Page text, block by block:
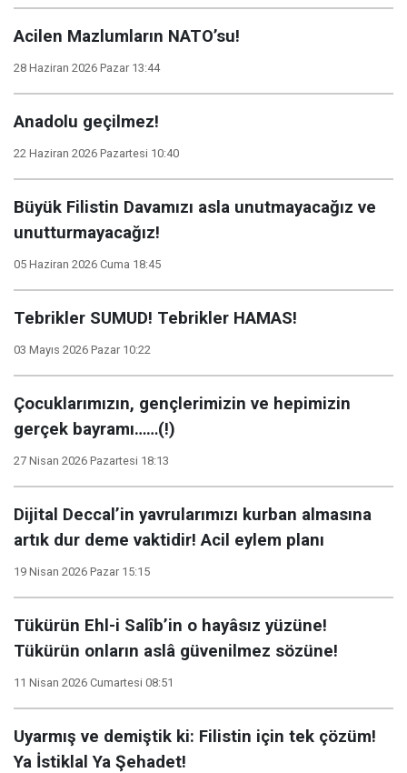
Acilen Mazlumların NATO’su!
28 Haziran 2026 Pazar 13:44
Anadolu geçilmez!
22 Haziran 2026 Pazartesi 10:40
Büyük Filistin Davamızı asla unutmayacağız ve
unutturmayacağız!
05 Haziran 2026 Cuma 18:45
Tebrikler SUMUD! Tebrikler HAMAS!
03 Mayıs 2026 Pazar 10:22
Çocuklarımızın, gençlerimizin ve hepimizin
gerçek bayramı……(!)
27 Nisan 2026 Pazartesi 18:13
Dijital Deccal’in yavrularımızı kurban almasına
artık dur deme vaktidir! Acil eylem planı
19 Nisan 2026 Pazar 15:15
Tükürün Ehl-i Salîb’in o hayâsız yüzüne!
Tükürün onların aslâ güvenilmez sözüne!
11 Nisan 2026 Cumartesi 08:51
Uyarmış ve demiştik ki: Filistin için tek çözüm!
Ya İstiklal Ya Şehadet!